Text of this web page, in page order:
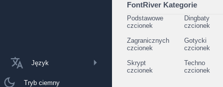
Język
Tryb ciemny
FontRiver Kategorie
Podstawowe
czcionek
Dingbaty
czcionek
Zagranicznych
czcionek
Gotycki
czcionek
Skrypt
czcionek
Techno
czcionek